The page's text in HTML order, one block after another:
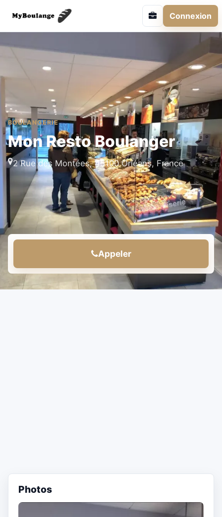
Connexion
BOULANGERIE
Mon Resto Boulanger
2 Rue des Montées, 45100 Orléans, France
Appeler
Photos